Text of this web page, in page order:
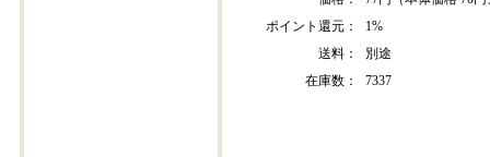
ポイント還元：
1%
送料：
別途
在庫数：
7337